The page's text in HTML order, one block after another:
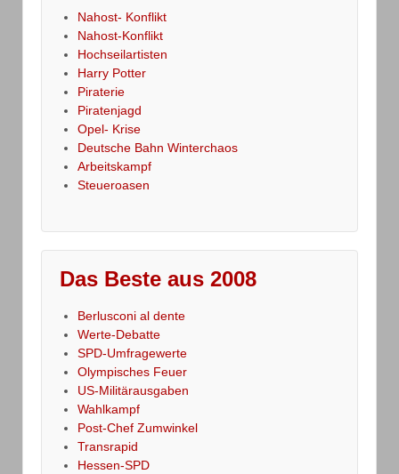
Nahost- Konflikt
Nahost-Konflikt
Hochseilartisten
Harry Potter
Piraterie
Piratenjagd
Opel- Krise
Deutsche Bahn Winterchaos
Arbeitskampf
Steueroasen
Das Beste aus 2008
Berlusconi al dente
Werte-Debatte
SPD-Umfragewerte
Olympisches Feuer
US-Militärausgaben
Wahlkampf
Post-Chef Zumwinkel
Transrapid
Hessen-SPD